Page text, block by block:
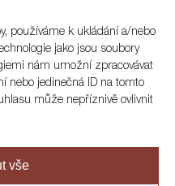
používáme k ukládání a/nebo
jako jsou soubory
nám umožní zpracovávat
nebo jedinečná ID na tomto
může nepříznivě ovlivnit
vše